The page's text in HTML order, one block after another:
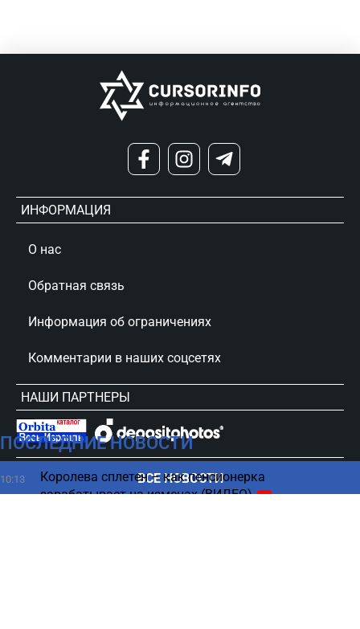
ПОСЛЕДНИЕ НОВОСТИ
10:13
Королева сплетен – как пенсионерка
зарабатывает на изменах (ВИДЕО)
ВСЕ НОВОСТИ
ИНФОРМАЦИЯ
О нас
Обратная связь
Информация об ограничениях
Комментарии в наших соцсетях
НАШИ ПАРТНЕРЫ
сursorinfo.co.il © Все права защищены